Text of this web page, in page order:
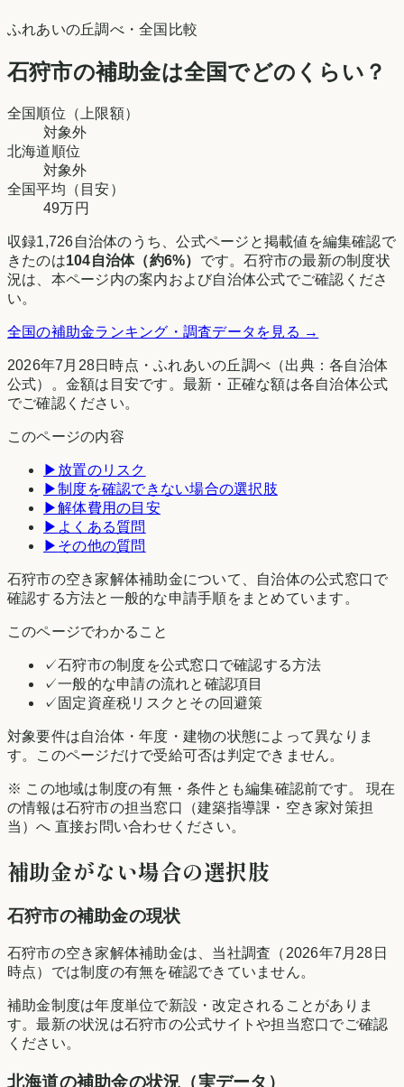
ふれあいの丘調べ・全国比較
石狩市の補助金は全国でどのくらい？
全国順位（上限額）
対象外
北海道順位
対象外
全国平均（目安）
49万円
収録1,726自治体のうち、公式ページと掲載値を編集確認で
きたのは104自治体（約6%） です。石狩市の最新の制度状
況は、本ページ内の案内および自治体公式でご確認くださ
い。
全国の補助金ランキング・調査データを見る →
2026年7月28日時点 ・ふれあいの丘調べ （出典：各自治体
公式）。金額は目安です。最新・正確な額は各自治体公式
でご確認ください。
このページの内容
▶ 放置のリスク
▶制度を確認できない場合の選択肢
▶解体費用の目安
▶ よくある質問
▶ その他の質問
石狩市の空き家解体補助金について、自治体の公式窓口で
確認する方法と一般的な申請手順をまとめています。
このページでわかること
✓石狩市の制度を公式窓口で確認する方法
✓一般的な申請の流れと確認項目
✓ 固定資産税リスクとその回避策
対象要件は自治体・年度・建物の状態によって異なりま
す。このページだけで受給可否は判定できません。
※ この地域は制度の有無・条件とも編集確認前です。 現在
の情報は石狩市の担当窓口（建築指導課・空き家対策担
当）へ 直接お問い合わせください。
補助金がない場合の選択肢
石狩市の補助金の現状
石狩市の空き家解体補助金は、当社調査（2026年7月28日
時点）では制度の有無を確認できていません。
補助金制度は年度単位で新設・改定されることがありま
す。最新の状況は石狩市の公式サイトや担当窓口でご確認
ください。
北海道の補助金の状況（実データ）